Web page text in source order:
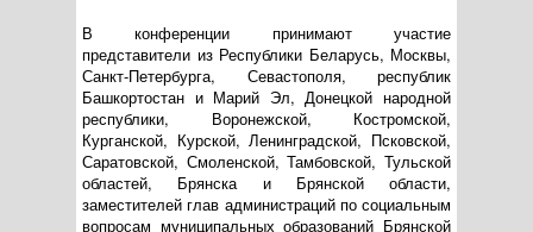
В конференции принимают участие
представители из Республики Беларусь, Москвы,
Санкт-Петербурга, Севастополя, республик
Башкортостан и Марий Эл, Донецкой народной
республики, Воронежской, Костромской,
Курганской, Курской, Ленинградской, Псковской,
Саратовской, Смоленской, Тамбовской, Тульской
областей, Брянска и Брянской области,
заместителей глав администраций по социальным
вопросам муниципальных образований Брянской